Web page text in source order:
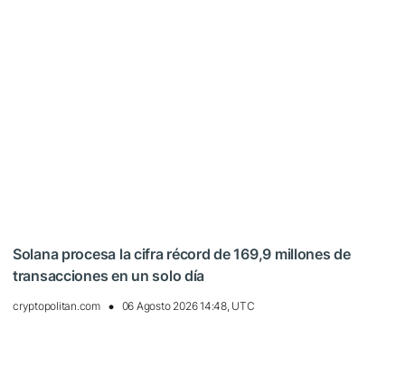
Solana procesa la cifra récord de 169,9 millones de
transacciones en un solo día
cryptopolitan.com 06 Agosto 2026 14:48, UTC